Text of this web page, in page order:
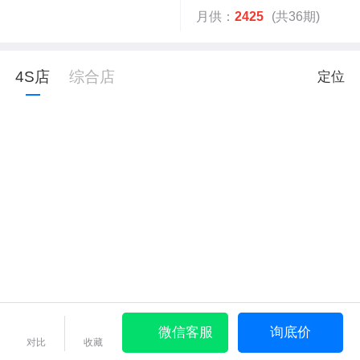
月供： 2425 (共36期)
4S店 综合店 定位
对比 收藏
微信客服 询底价